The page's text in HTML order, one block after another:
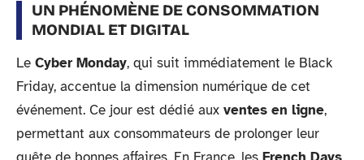
UN PHÉNOMÈNE DE CONSOMMATION
MONDIAL ET DIGITAL
Le Cyber Monday, qui suit immédiatement le Black
Friday, accentue la dimension numérique de cet
événement. Ce jour est dédié aux ventes en ligne,
permettant aux consommateurs de prolonger leur